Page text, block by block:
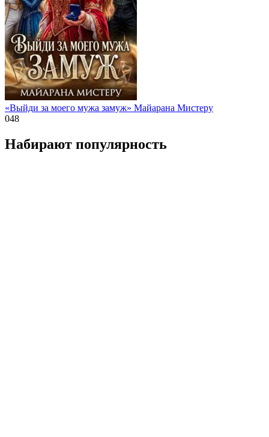
«Выйди за моего мужа замуж» Майарана Мистеру
048
Набирают популярность